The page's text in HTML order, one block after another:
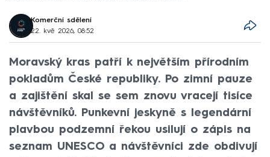
Komerční sdělení
22. kvě 2026, 08:52
Moravský kras patří k největším přírodním
pokladům České republiky. Po zimní pauze
a zajištění skal se sem znovu vracejí tisíce
návštěvníků. Punkevní jeskyně s legendární
plavbou podzemní řekou usilují o zápis na
seznam UNESCO a návštěvníci zde obdivují